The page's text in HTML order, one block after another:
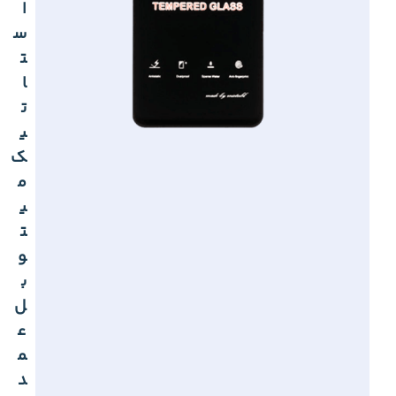
ا
س
ت
ا
ت
ی
ک
م
ی
ت
و
ب
ل
ع
م
د